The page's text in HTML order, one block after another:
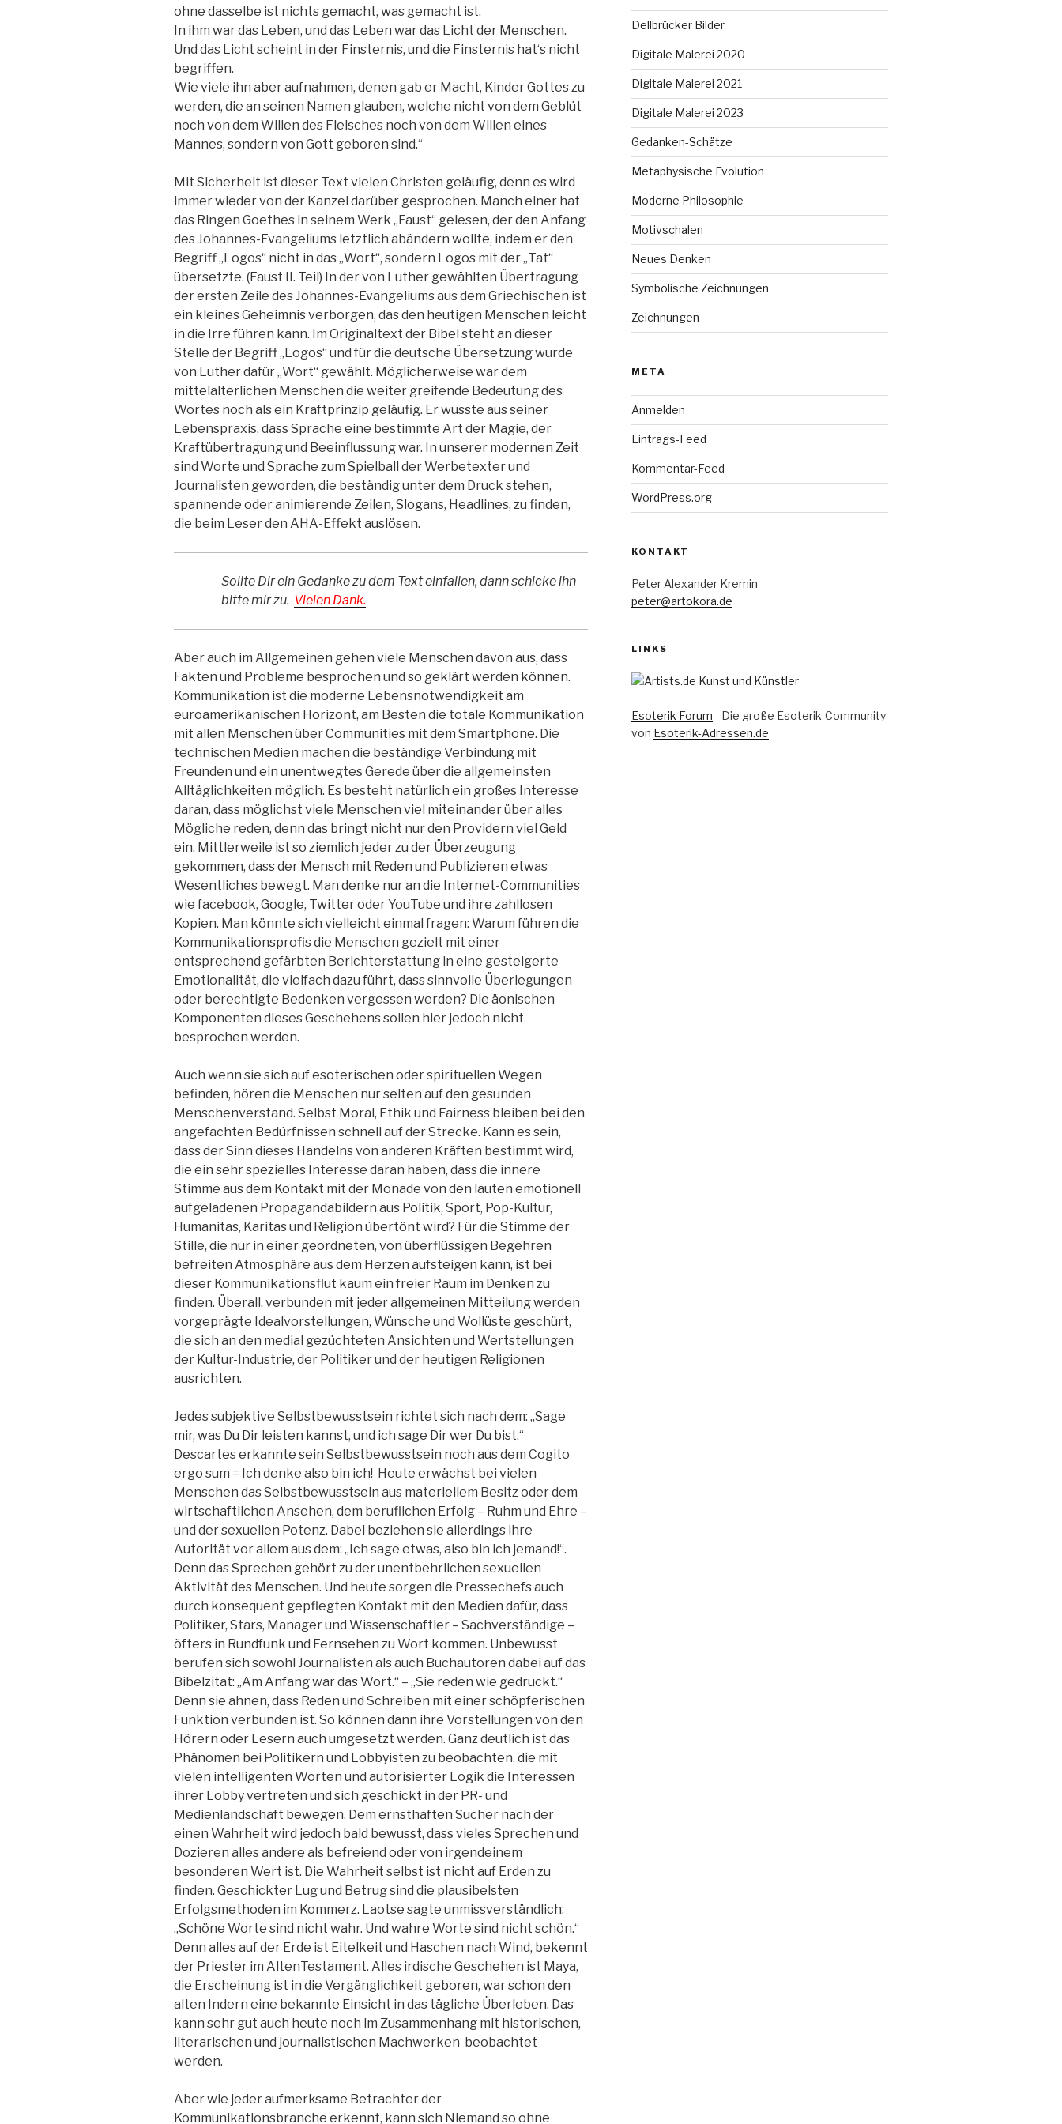
ohne dasselbe ist nichts gemacht, was gemacht ist.
In ihm war das Leben, und das Leben war das Licht der Menschen.
Und das Licht scheint in der Finsternis, und die Finsternis hat‘s nicht
begriffen.
Wie viele ihn aber aufnahmen, denen gab er Macht, Kinder Gottes zu
werden, die an seinen Namen glauben, welche nicht von dem Geblüt
noch von dem Willen des Fleisches noch von dem Willen eines
Mannes, sondern von Gott geboren sind.“
Mit Sicherheit ist dieser Text vielen Christen geläufig, denn es wird
immer wieder von der Kanzel darüber gesprochen. Manch einer hat
das Ringen Goethes in seinem Werk „Faust“ gelesen, der den Anfang
des Johannes-Evangeliums letztlich abändern wollte, indem er den
Begriff „Logos“ nicht in das „Wort“, sondern Logos mit der „Tat“
übersetzte. (Faust II. Teil) In der von Luther gewählten Übertragung
der ersten Zeile des Johannes-Evangeliums aus dem Griechischen ist
ein kleines Geheimnis verborgen, das den heutigen Menschen leicht
in die Irre führen kann. Im Originaltext der Bibel steht an dieser
Stelle der Begriff „Logos“ und für die deutsche Übersetzung wurde
von Luther dafür „Wort“ gewählt. Möglicherweise war dem
mittelalterlichen Menschen die weiter greifende Bedeutung des
Wortes noch als ein Kraftprinzip geläufig. Er wusste aus seiner
Lebenspraxis, dass Sprache eine bestimmte Art der Magie, der
Kraftübertragung und Beeinflussung war. In unserer modernen Zeit
sind Worte und Sprache zum Spielball der Werbetexter und
Journalisten geworden, die beständig unter dem Druck stehen,
spannende oder animierende Zeilen, Slogans, Headlines, zu finden,
die beim Leser den AHA-Effekt auslösen.
Sollte Dir ein Gedanke zu dem Text einfallen, dann schicke ihn
bitte mir zu. Vielen Dank.
Aber auch im Allgemeinen gehen viele Menschen davon aus, dass
Fakten und Probleme besprochen und so geklärt werden können.
Kommunikation ist die moderne Lebensnotwendigkeit am
euroamerikanischen Horizont, am Besten die totale Kommunikation
mit allen Menschen über Communities mit dem Smartphone. Die
technischen Medien machen die beständige Verbindung mit
Freunden und ein unentwegtes Gerede über die allgemeinsten
Alltäglichkeiten möglich. Es besteht natürlich ein großes Interesse
daran, dass möglichst viele Menschen viel miteinander über alles
Mögliche reden, denn das bringt nicht nur den Providern viel Geld
ein. Mittlerweile ist so ziemlich jeder zu der Überzeugung
gekommen, dass der Mensch mit Reden und Publizieren etwas
Wesentliches bewegt. Man denke nur an die Internet-Communities
wie facebook, Google, Twitter oder YouTube und ihre zahllosen
Kopien. Man könnte sich vielleicht einmal fragen: Warum führen die
Kommunikationsprofis die Menschen gezielt mit einer
entsprechend gefärbten Berichterstattung in eine gesteigerte
Emotionalität, die vielfach dazu führt, dass sinnvolle Überlegungen
oder berechtigte Bedenken vergessen werden? Die äonischen
Komponenten dieses Geschehens sollen hier jedoch nicht
besprochen werden.
Auch wenn sie sich auf esoterischen oder spirituellen Wegen
befinden, hören die Menschen nur selten auf den gesunden
Menschenverstand. Selbst Moral, Ethik und Fairness bleiben bei den
angefachten Bedürfnissen schnell auf der Strecke. Kann es sein,
dass der Sinn dieses Handelns von anderen Kräften bestimmt wird,
die ein sehr spezielles Interesse daran haben, dass die innere
Stimme aus dem Kontakt mit der Monade von den lauten emotionell
aufgeladenen Propagandabildern aus Politik, Sport, Pop-Kultur,
Humanitas, Karitas und Religion übertönt wird? Für die Stimme der
Stille, die nur in einer geordneten, von überflüssigen Begehren
befreiten Atmosphäre aus dem Herzen aufsteigen kann, ist bei
dieser Kommunikationsflut kaum ein freier Raum im Denken zu
finden. Überall, verbunden mit jeder allgemeinen Mitteilung werden
vorgeprägte Idealvorstellungen, Wünsche und Wollüste geschürt,
die sich an den medial gezüchteten Ansichten und Wertstellungen
der Kultur-Industrie, der Politiker und der heutigen Religionen
ausrichten.
Jedes subjektive Selbstbewusstsein richtet sich nach dem: „Sage
mir, was Du Dir leisten kannst, und ich sage Dir wer Du bist.“
Descartes erkannte sein Selbstbewusstsein noch aus dem Cogito
ergo sum = Ich denke also bin ich! Heute erwächst bei vielen
Menschen das Selbstbewusstsein aus materiellem Besitz oder dem
wirtschaftlichen Ansehen, dem beruflichen Erfolg – Ruhm und Ehre –
und der sexuellen Potenz. Dabei beziehen sie allerdings ihre
Autorität vor allem aus dem: „Ich sage etwas, also bin ich jemand!“.
Denn das Sprechen gehört zu der unentbehrlichen sexuellen
Aktivität des Menschen. Und heute sorgen die Pressechefs auch
durch konsequent gepflegten Kontakt mit den Medien dafür, dass
Politiker, Stars, Manager und Wissenschaftler – Sachverständige –
öfters in Rundfunk und Fernsehen zu Wort kommen. Unbewusst
berufen sich sowohl Journalisten als auch Buchautoren dabei auf das
Bibelzitat: „Am Anfang war das Wort.“ – „Sie reden wie gedruckt.“
Denn sie ahnen, dass Reden und Schreiben mit einer schöpferischen
Funktion verbunden ist. So können dann ihre Vorstellungen von den
Hörern oder Lesern auch umgesetzt werden. Ganz deutlich ist das
Phänomen bei Politikern und Lobbyisten zu beobachten, die mit
vielen intelligenten Worten und autorisierter Logik die Interessen
ihrer Lobby vertreten und sich geschickt in der PR- und
Medienlandschaft bewegen. Dem ernsthaften Sucher nach der
einen Wahrheit wird jedoch bald bewusst, dass vieles Sprechen und
Dozieren alles andere als befreiend oder von irgendeinem
besonderen Wert ist. Die Wahrheit selbst ist nicht auf Erden zu
finden. Geschickter Lug und Betrug sind die plausibelsten
Erfolgsmethoden im Kommerz. Laotse sagte unmissverständlich:
„Schöne Worte sind nicht wahr. Und wahre Worte sind nicht schön.“
Denn alles auf der Erde ist Eitelkeit und Haschen nach Wind, bekennt
der Priester im AltenTestament. Alles irdische Geschehen ist Maya,
die Erscheinung ist in die Vergänglichkeit geboren, war schon den
alten Indern eine bekannte Einsicht in das tägliche Überleben. Das
kann sehr gut auch heute noch im Zusammenhang mit historischen,
literarischen und journalistischen Machwerken beobachtet
werden.
Aber wie jeder aufmerksame Betrachter der
Kommunikationsbranche erkennt, kann sich Niemand so ohne
Dellbrücker Bilder
Digitale Malerei 2020
Digitale Malerei 2021
Digitale Malerei 2023
Gedanken-Schätze
Metaphysische Evolution
Moderne Philosophie
Motivschalen
Neues Denken
Symbolische Zeichnungen
Zeichnungen
META
Anmelden
Eintrags-Feed
Kommentar-Feed
WordPress.org
KONTAKT
Peter Alexander Kremin
peter@artokora.de
LINKS
Esoterik Forum - Die große Esoterik-Community
von Esoterik-Adressen.de